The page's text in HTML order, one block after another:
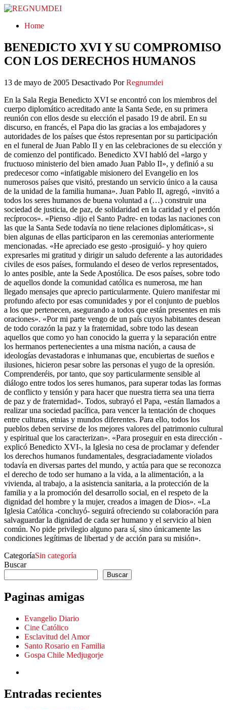
REGNUMDEI
Home
BENEDICTO XVI Y SU COMPROMISO
CON LOS DERECHOS HUMANOS
13 de mayo de 2005 Desactivado Por Regnumdei
En la Sala Regia Benedicto XVI se encontró con los miembros del
cuerpo diplomático acreditado ante la Santa Sede, en su primera
reunión con ellos desde su elección el pasado 19 de abril. En su
discurso, en francés, el Papa dio las gracias a los embajadores y
autoridades de los países que éstos representan por su participación
en el funeral de Juan Pablo II y en las celebraciones de su elección y
de comienzo del pontificado. Benedicto XVI habló del «largo y
fructuoso ministerio del bien amado Juan Pablo II», y definió a su
predecesor como «infatigable misionero del Evangelio en los
numerosos países que visitó, prestando un servicio único a la causa
de la unidad de la familia humana». Juan Pablo II, agregó, «invitó a
todos los seres humanos de buena voluntad a (…) construir una
sociedad de justicia, de paz, de solidaridad en la caridad y el perdón
recíprocos». «Pienso -dijo el Santo Padre- en todas las naciones con
las que la Santa Sede todavía no tiene relaciones diplomáticas», si
bien algunas de ellas participaron en las ceremonias anteriormente
mencionadas. «He apreciado ese gesto -prosiguió- y hoy quiero
expresarles mi gratitud y dirigir un saludo deferente a las autoridades
civiles de esos países, formulando el deseo de verlos representados,
lo antes posible, ante la Sede Apostólica. De esos países, sobre todo
de aquellos donde la comunidad católica es numerosa, me han
llegado mensajes que aprecio particularmente. Quiero manifestar mi
profundo afecto por esas comunidades y por el conjunto de pueblos
a los que pertenecen, asegurando a todos que están presentes en mis
oraciones». «Por mi parte vengo de un país cuyos habitantes desean
de todo corazón la paz y la fraternidad, sobre todo las desean
aquellos que como yo han conocido la guerra y la separación entre
los hermanos pertenecientes a una misma nación, a causa de
ideologías devastadoras e inhumanas que, encubiertas de sueños e
ilusiones, hicieron pesar sobre las personas el yugo de la opresión.
Comprenderéis, por tanto, que soy particularmente sensible al
diálogo entre todos los seres humanos, para superar todas las formas
de conflicto y tensión y para hacer que nuestra tierra sea una tierra
de paz y de fraternidad». Todos, subrayó el Papa, «están llamados a
realizar una sociedad pacífica, para vencer la tentación de choques
entre culturas, etnias y mundos diferentes. Para ello, todos los
pueblos deben servirse de los mejores valores del patrimonio cultural
y espiritual que los caracterizan». «Para proseguir en esta dirección -
explicó Benedicto XVI-, la Iglesia no cesa de proclamar y defender
los derechos humanos fundamentales, desgraciadamente violados
todavía en diversas partes del mundo, y actúa para que se reconozca
el derecho de todo ser humano a la vida, a la alimentación, a la
vivienda, al trabajo, a la asistencia sanitaria, a la protección de la
familia y a la promoción del desarrollo social, en el respeto de la
dignidad del hombre y la mujer, creados a imagen de Dios». «La
Iglesia Católica -concluyó- seguirá ofreciendo su colaboración para
salvaguardar la dignidad de cada ser humano y el servicio al bien
común. No pide privilegio alguno para sí, sino únicamente las
condiciones legítimas de libertad y de acción para su misión».
CategoríaSin categoría
Buscar
Buscar
Paginas amigas
Evangelio Diario
Cine Católico
Esclavitud del Amor
Santo Rosario en Familia
Gospa Chile Medjugorje
Entradas recientes